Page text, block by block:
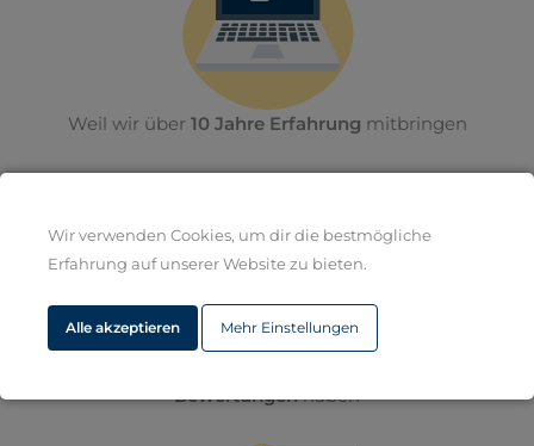
Weil wir über 10 Jahre Erfahrung mitbringen
Bewertungenhaben
Wir verwenden Cookies, um dir die bestmögliche
Erfahrung auf unserer Website zu bieten.
Alle akzeptieren Mehr Einstellungen